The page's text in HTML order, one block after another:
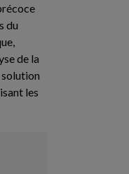
du
de la
les